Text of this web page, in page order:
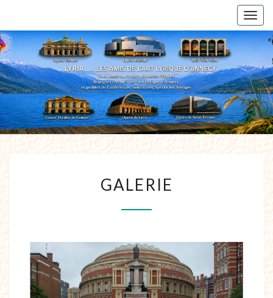
GALERIE